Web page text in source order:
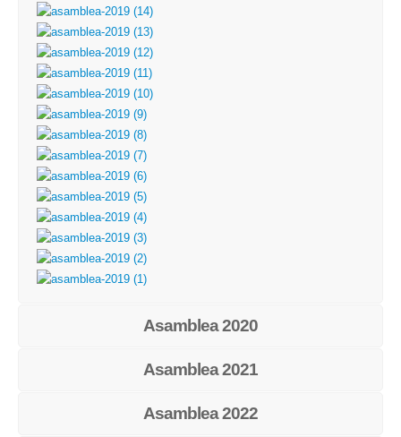
Asamblea 2020
Asamblea 2021
Asamblea 2022